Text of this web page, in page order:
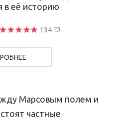
в её историю
134
Марсовым полем и
частные